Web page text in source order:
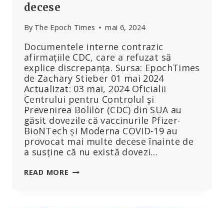
decese
By The Epoch Times mai 6, 2024
Documentele interne contrazic
afirmațiile CDC, care a refuzat să
explice discrepanța. Sursa: EpochTimes
de Zachary Stieber 01 mai 2024
Actualizat: 03 mai, 2024 Oficialii
Centrului pentru Controlul și
Prevenirea Bolilor (CDC) din SUA au
găsit dovezile că vaccinurile Pfizer-
BioNTech și Moderna COVID-19 au
provocat mai multe decese înainte de
a susține că nu există dovezi…
READ MORE EXCLUSIV: